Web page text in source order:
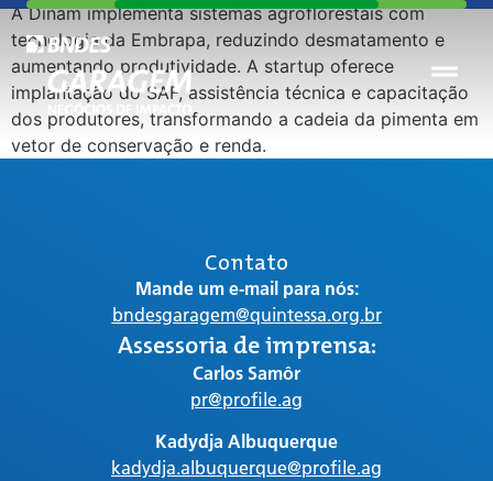
A Dinam implementa sistemas agroflorestais com
tecnologia da Embrapa, reduzindo desmatamento e
aumentando produtividade. A startup oferece
implantação do SAF, assistência técnica e capacitação
dos produtores, transformando a cadeia da pimenta em
vetor de conservação e renda.
Contato
Mande um e-mail para nós:
bndesgaragem@quintessa.org.br
Assessoria de imprensa:
Carlos Samôr
pr@profile.ag
Kadydja Albuquerque
kadydja.albuquerque@profile.ag